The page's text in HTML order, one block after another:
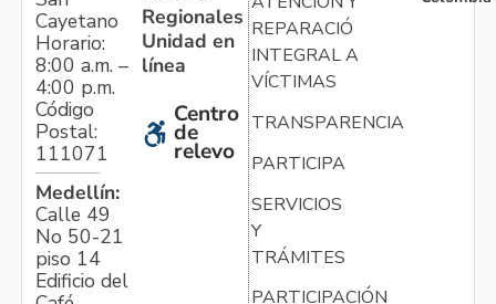
Cayetano
Horario:
8:00 a.m. –
4:00 p.m.
Código
Postal:
111071
Medellín:
Calle 49
No 50-21
piso 14
Edificio del
Regionales
Unidad en
línea
Centro
de
relevo
REPARACIÓN
INTEGRAL A
VÍCTIMAS
TRANSPARENCIA
PARTICIPA
SERVICIOS
Y
TRÁMITES
PARTICIPACIÓN